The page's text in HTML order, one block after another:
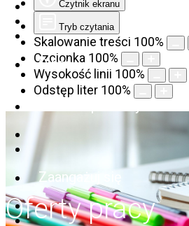
Czytnik ekranu
Tryb czytania
Skalowanie treści 100%
Czcionka 100%
Wysokość linii 100%
Odstęp liter 100%
O nas
Zaangażuj się
Oferty pracy